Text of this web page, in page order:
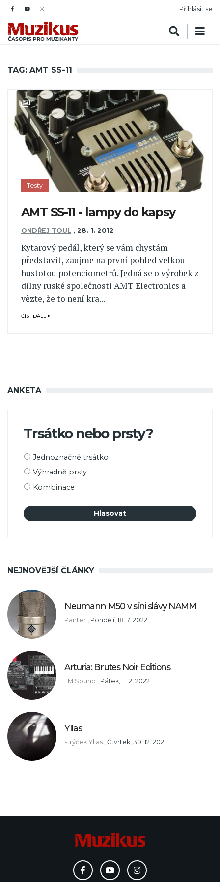
Přihlásit se
TAG: AMT SS-11
Testy
AMT SS-11 - lampy do kapsy
ONDŘEJ TOUL , 28. 1. 2012
Kytarový pedál, který se vám chystám
představit, zaujme na první pohled velkou
hustotou potenciometrů. Jedná se o výrobek z
dílny ruské společnosti AMT Electronics a
vězte, že to není kra...
ČÍST DÁLE
ANKETA
Trsátko nebo prsty?
Možnosti
Jednoznačně trsátko
Výhradně prsty
Kombinace
NEJNOVĚJŠÍ ČLÁNKY
Neumann M50 v síni slávy NAMM
Panter Pondělí, 18. 7. 2022
Arturia: Brutes Noir Editions
TM Sound Pátek, 11. 2. 2022
Yllas
strýček Yllas Čtvrtek, 30. 12. 2021